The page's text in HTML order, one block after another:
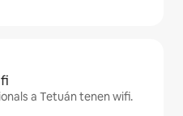
a Tetuán tenen wifi.